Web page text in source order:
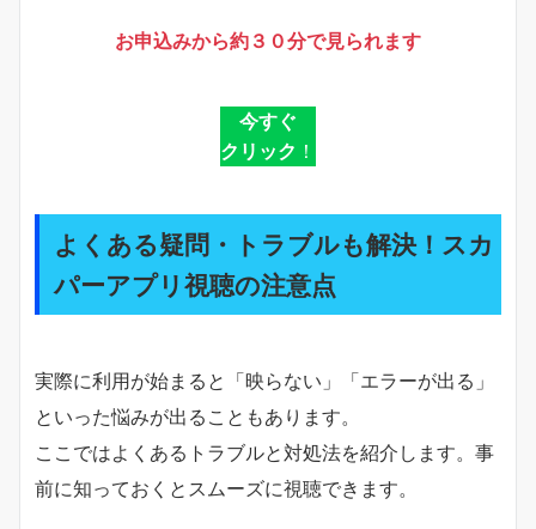
お申込みから約３０分で見られます
今すぐ
クリック ！
よくある疑問・トラブルも解決！スカ
パーアプリ視聴の注意点
実際に利用が始まると「映らない」「エラーが出る」
といった悩みが出ることもあります。
ここではよくあるトラブルと対処法を紹介します。事
前に知っておくとスムーズに視聴できます。